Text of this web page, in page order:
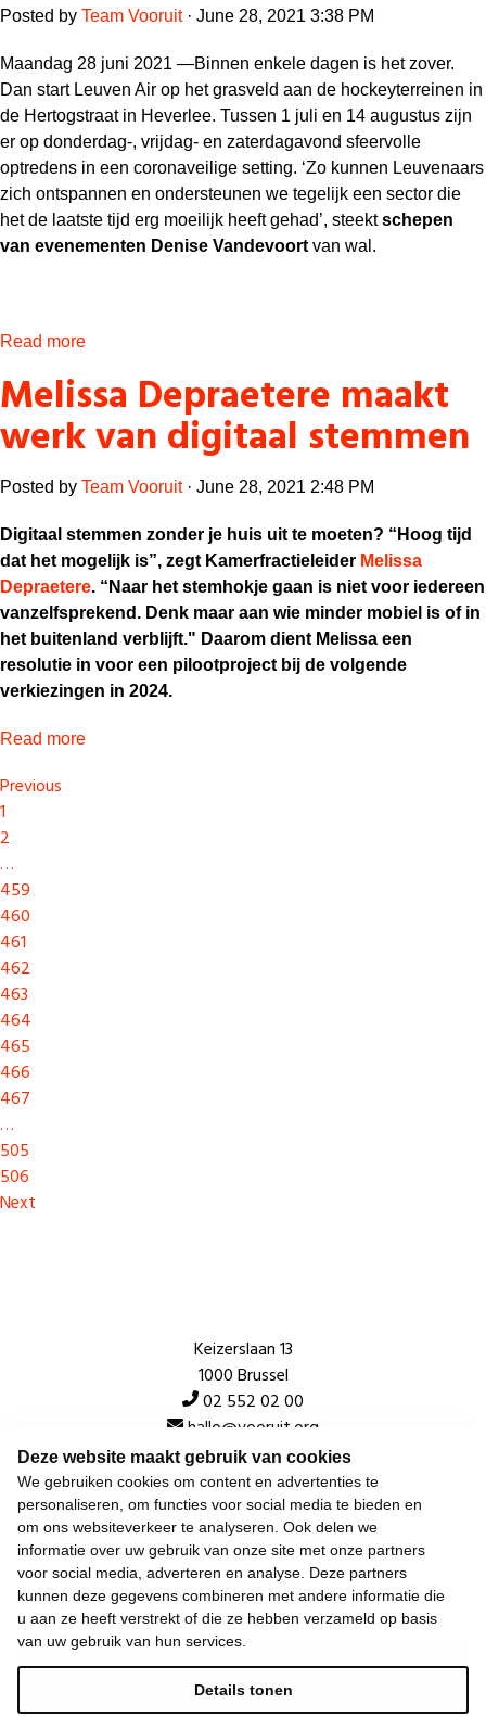
Deze website maakt gebruik van cookies
We gebruiken cookies om content en advertenties te
personaliseren, om functies voor social media te bieden en
om ons websiteverkeer te analyseren. Ook delen we
informatie over uw gebruik van onze site met onze partners
voor social media, adverteren en analyse. Deze partners
kunnen deze gegevens combineren met andere informatie die
u aan ze heeft verstrekt of die ze hebben verzameld op basis
van uw gebruik van hun services.
Details tonen
Posted by Team Vooruit· June 28, 2021 3:38 PM
Maandag 28 juni 2021 —Binnen enkele dagen is het zover.
Dan start Leuven Air op het grasveld aan de hockeyterreinen in
de Hertogstraat in Heverlee. Tussen 1 juli en 14 augustus zijn
er op donderdag-, vrijdag- en zaterdagavond sfeervolle
optredens in een coronaveilige setting. ‘Zo kunnen Leuvenaars
zich ontspannen en ondersteunen we tegelijk een sector die
het de laatste tijd erg moeilijk heeft gehad’, steektschepen
van evenementen Denise Vandevoort van wal.
Read more
Melissa Depraetere maakt
werk van digitaal stemmen
Posted by Team Vooruit· June 28, 2021 2:48 PM
Digitaal stemmen zonder je huis uit te moeten? “Hoog tijd
dat het mogelijk is”, zegt Kamerfractieleider Melissa
Depraetere. “Naar het stemhokje gaan is niet voor iedereen
vanzelfsprekend. Denk maar aan wie minder mobiel is of in
het buitenland verblijft." Daarom dient Melissa een
resolutie in voor een pilootproject bij de volgende
verkiezingen in 2024.
Read more
Previous
1
2
…
459
460
461
462
463
464
465
466
467
…
505
506
Next
Keizerslaan 13
1000 Brussel
02 552 02 00
hallo@vooruit.org
Snel
Over de beweging
Algemeen
Laatste nieuws